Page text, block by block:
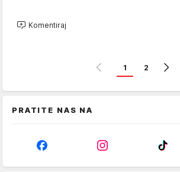
Komentiraj
1 2
PRATITE NAS NA